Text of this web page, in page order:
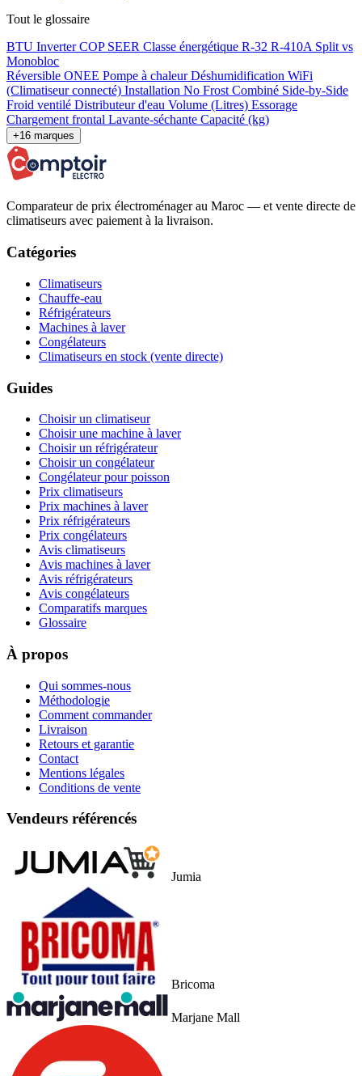
Tout le glossaire
BTU InverterCOP SEER Classe énergétique R-32 R-410A Split vs
Monobloc
Réversible ONEE Pompe à chaleurDéshumidification WiFi
(Climatiseur connecté) Installation No FrostCombiné Side-by-Side
Froid ventilé Distributeur d'eau Volume (Litres) Essorage
Chargement frontal Lavante-séchante Capacité (kg)
+16 marques
Comparateur de prix électroménager au Maroc — et vente directe de
climatiseurs avec paiement à la livraison.
Catégories
Climatiseurs
Chauffe-eau
Réfrigérateurs
Machines à laver
Congélateurs
Climatiseurs en stock (vente directe)
Guides
Choisir un climatiseur
Choisir une machine à laver
Choisir un réfrigérateur
Choisir un congélateur
Congélateur pour poisson
Prix climatiseurs
Prix machines à laver
Prix réfrigérateurs
Prix congélateurs
Avis climatiseurs
Avis machines à laver
Avis réfrigérateurs
Avis congélateurs
Comparatifs marques
Glossaire
À propos
Qui sommes-nous
Méthodologie
Comment commander
Livraison
Retours et garantie
Contact
Mentions légales
Conditions de vente
Vendeurs référencés
Jumia
Bricoma
Marjane Mall